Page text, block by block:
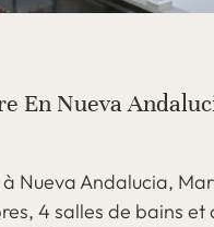
En Nueva
Nueva Andalucia,
4 salles de bains et